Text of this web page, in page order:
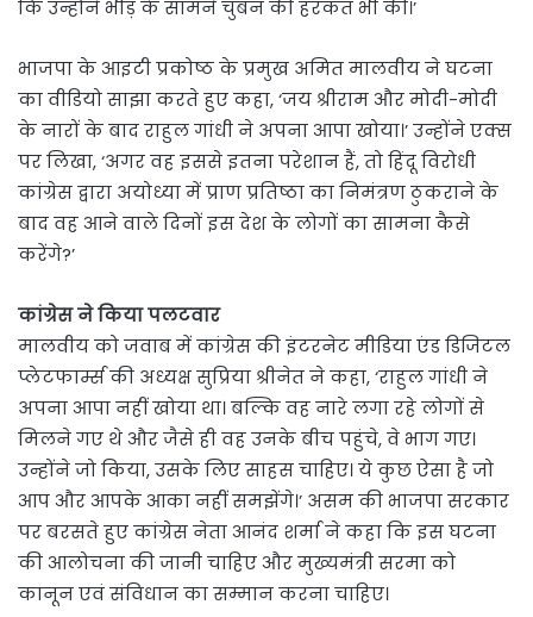
कि उन्होंने भीड़ के सामने चुंबन की हरकत भी की।’
भाजपा के आइटी प्रकोष्ठ के प्रमुख अमित मालवीय ने घटना
का वीडियो साझा करते हुए कहा, ‘जय श्रीराम और मोदी-मोदी
के नारों के बाद राहुल गांधी ने अपना आपा खोया।’ उन्होंने एक्स
पर लिखा, ‘अगर वह इससे इतना परेशान हैं, तो हिंदू विरोधी
कांग्रेस द्वारा अयोध्या में प्राण प्रतिष्ठा का निमंत्रण ठुकराने के
बाद वह आने वाले दिनों इस देश के लोगों का सामना कैसे
करेंगे?’
कांग्रेस ने किया पलटवार
मालवीय को जवाब में कांग्रेस की इंटरनेट मीडिया एंड डिजिटल
प्लेटफा‌र्म्स की अध्यक्ष सुप्रिया श्रीनेत ने कहा, ‘राहुल गांधी ने
अपना आपा नहीं खोया था। बल्कि वह नारे लगा रहे लोगों से
मिलने गए थे और जैसे ही वह उनके बीच पहुंचे, वे भाग गए।
उन्होंने जो किया, उसके लिए साहस चाहिए। ये कुछ ऐसा है जो
आप और आपके आका नहीं समझेंगे।’ असम की भाजपा सरकार
पर बरसते हुए कांग्रेस नेता आनंद शर्मा ने कहा कि इस घटना
की आलोचना की जानी चाहिए और मुख्यमंत्री सरमा को
कानून एवं संविधान का सम्मान करना चाहिए।